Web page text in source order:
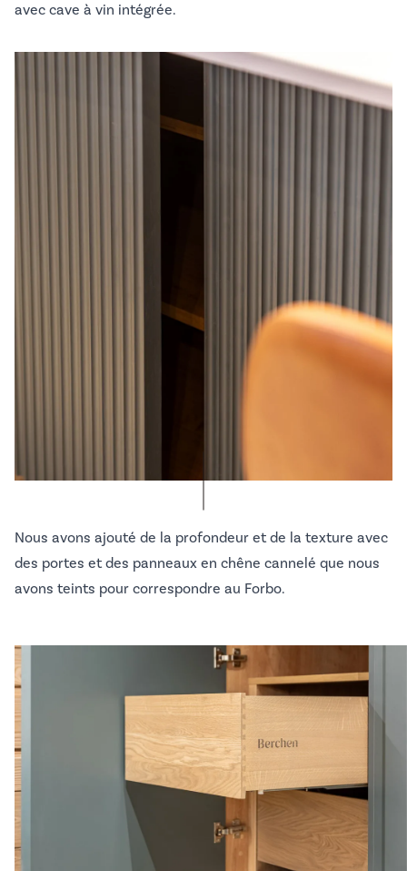
avec cave à vin intégrée.
Nous avons ajouté de la profondeur et de la texture avec
des portes et des panneaux en chêne cannelé que nous
avons teints pour correspondre au Forbo.